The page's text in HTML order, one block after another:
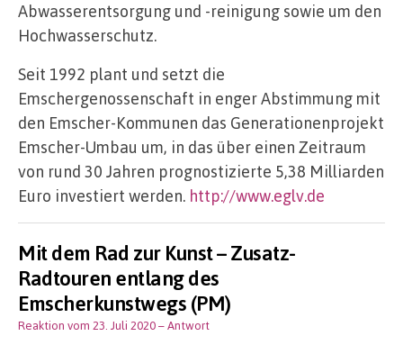
Abwasserentsorgung und -reinigung sowie um den
Hochwasserschutz.
Seit 1992 plant und setzt die
Emschergenossenschaft in enger Abstimmung mit
den Emscher-Kommunen das Generationenprojekt
Emscher-Umbau um, in das über einen Zeitraum
von rund 30 Jahren prognostizierte 5,38 Milliarden
Euro investiert werden. http://www.eglv.de
Mit dem Rad zur Kunst – Zusatz-
Radtouren entlang des
Emscherkunstwegs (PM)
Reaktion vom 23. Juli 2020– Antwort